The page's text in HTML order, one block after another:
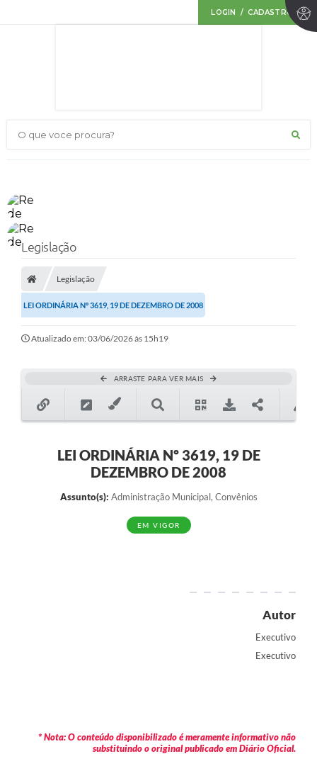
LOGIN / CADASTRO
O que voce procura?
Legislação
Legislação
LEI ORDINÁRIA Nº 3619, 19 DE DEZEMBRO DE 2008
Atualizado em: 03/06/2026 às 15h19
ARRASTE PARA VER MAIS
LEI ORDINÁRIA Nº 3619, 19 DE
DEZEMBRO DE 2008
Assunto(s): Administração Municipal, Convênios
EM VIGOR
Autor
Executivo
Executivo
* Nota: O conteúdo disponibilizado é meramente informativo não
substituindo o original publicado em Diário Oficial.